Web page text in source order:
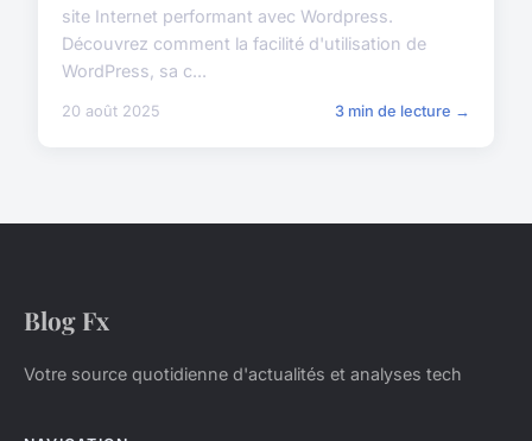
site Internet performant avec Wordpress.
Découvrez comment la facilité d'utilisation de
WordPress, sa c...
20 août 2025 3 min de lecture →
Blog Fx
Votre source quotidienne d'actualités et analyses tech